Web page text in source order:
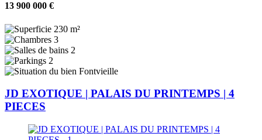
13 900 000 €
230 m²
3
2
2
Fontvieille
JD EXOTIQUE | PALAIS DU PRINTEMPS | 4
PIECES